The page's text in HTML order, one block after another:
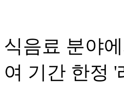
식음료 분야
여 기간 한정 '